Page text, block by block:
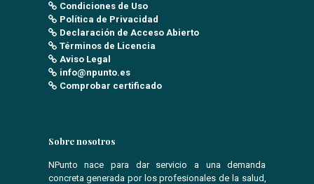
Condiciones de Uso
Política de Privacidad
Declaración de Acceso Abierto
Términos de Licencia
Aviso Legal
info@npunto.es
Comprobar certificado
Sobre nosotros
NPunto nace para dar servicio a una demanda
concreta generada por los profesionales de la salud,